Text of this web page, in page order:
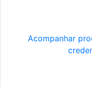
Acompanhar